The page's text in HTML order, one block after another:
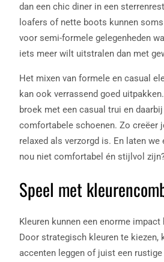
dan een chic diner in een
loafers of nette boots kunnen
voor semi-formele gelegenheden
iets meer wilt uitstralen dan met
Het mixen van formele en casual
kan ook verrassend goed
broek met een casual trui en
comfortabele schoenen. Zo creëer
relaxed als verzorgd is. En laten
nou niet comfortabel én stijlvol
Speel met
Kleuren kunnen een enorme
Door strategisch kleuren te kiezen,
accenten leggen of juist een